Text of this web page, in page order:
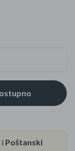
i Poštanski